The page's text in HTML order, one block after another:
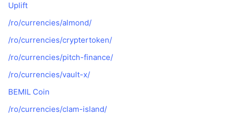
Uplift
/ro/currencies/almond/
/ro/currencies/cryptertoken/
/ro/currencies/pitch-finance/
/ro/currencies/vault-x/
BEMIL Coin
/ro/currencies/clam-island/